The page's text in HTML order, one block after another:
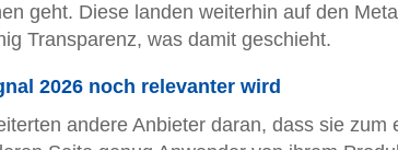
geht. Diese landen weiterhin auf den
Transparenz, was damit geschieht.
2026 noch relevanter wird
andere Anbieter daran, dass sie